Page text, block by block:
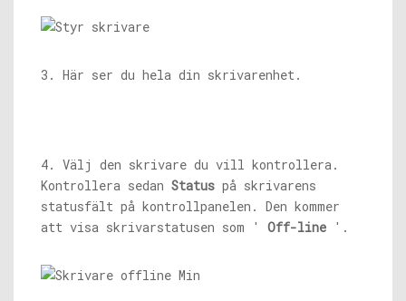
3. Här ser du hela din skrivarenhet.
4. Välj den skrivare du vill kontrollera.
Kontrollera sedan Status på skrivarens
statusfält på kontrollpanelen. Den kommer
att visa skrivarstatusen som ' Off-line '.